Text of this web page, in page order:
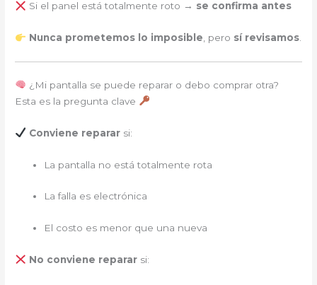
Si el panel está totalmente roto → se confirma antes
Nunca prometemos lo imposible, pero sí revisamos.
¿Mi pantalla se puede reparar o debo comprar otra?
Esta es la pregunta clave
Conviene repararsi:
La pantalla no está totalmente rota
La falla es electrónica
El costo es menor que una nueva
No conviene repararsi: